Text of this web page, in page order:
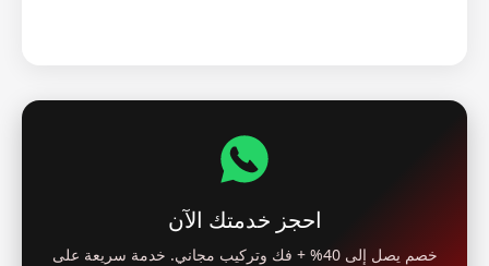
احجز خدمتك الآن
خصم يصل إلى 40% + فك وتركيب مجاني. خدمة سريعة على